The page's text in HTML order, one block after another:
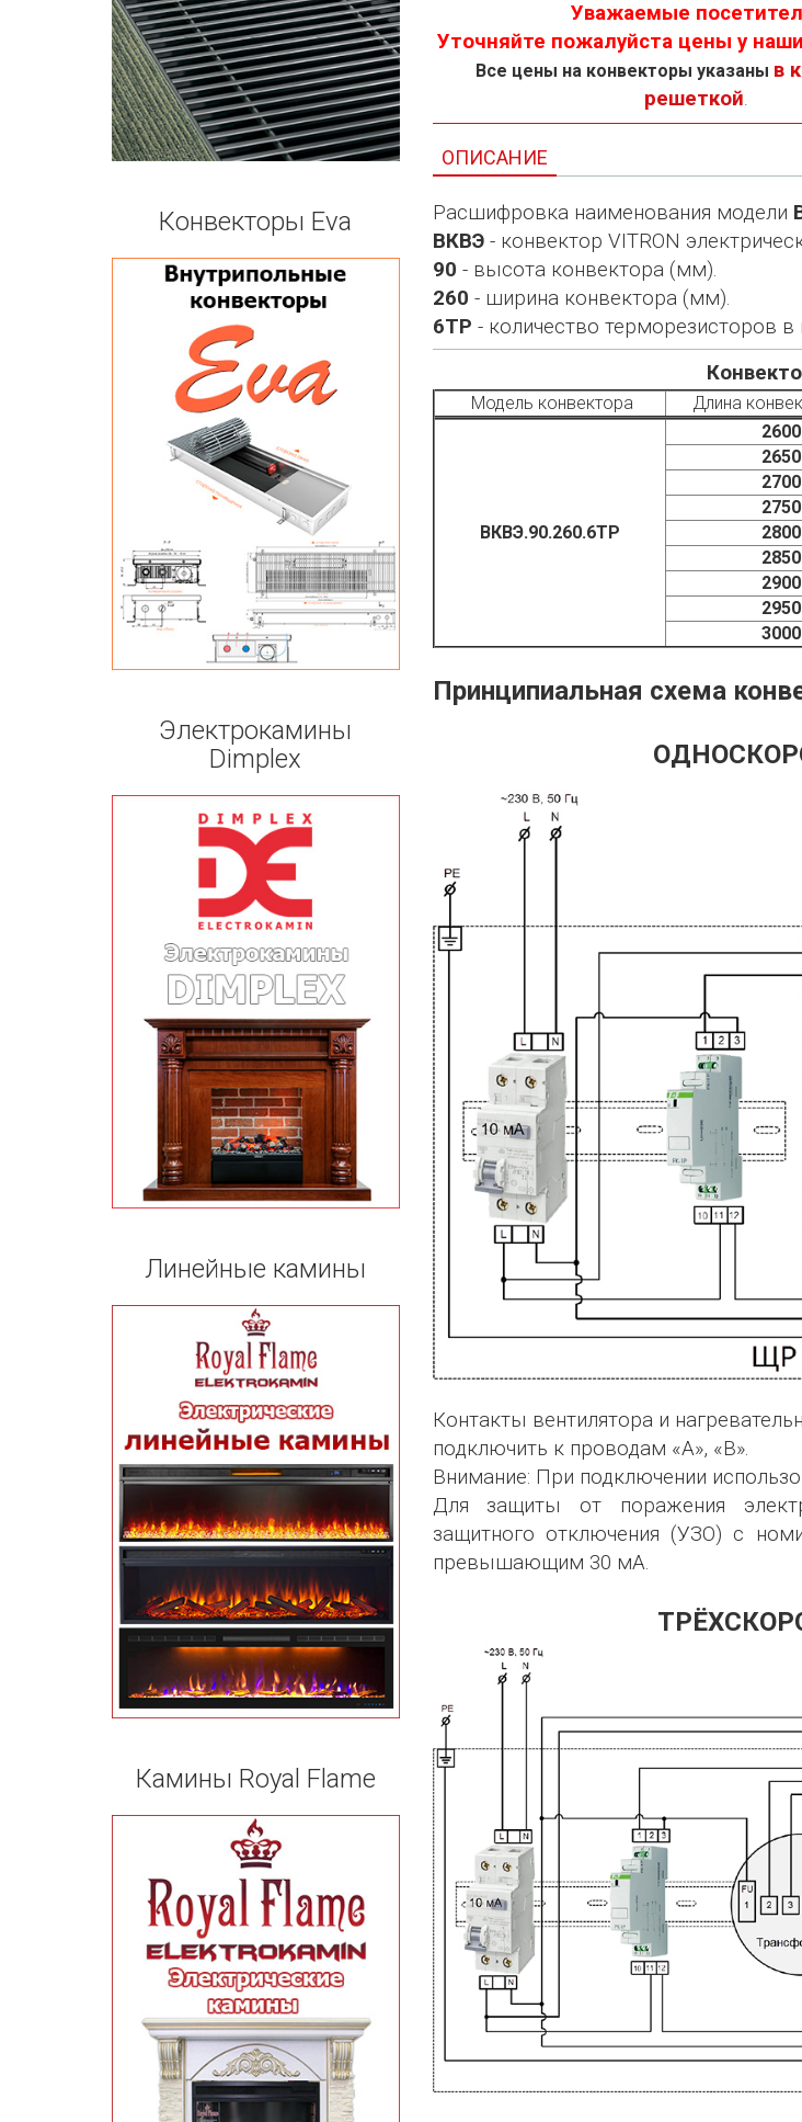
Уважаемые
Уточняйте пожалуйста цены у
Все цены на конвекторы указаны в
решеткой.
ОПИСАНИЕ
Расшифровка наименования модели
ВКВЭ- конвектор VITRON
90 - высота конвектора (мм).
260 - ширина конвектора (мм).
6ТР - количество терморезисторов
Модель конвектора Длина
ВКВЭ.90.260.6ТР
2600
2650
2700
2750
2800
2850
2900
2950
3000
Принципиальная схема
Контакты вентилятора и
подключить к проводам «A», «В».
Внимание: При подключении
Для защиты от поражения
защитного отключения (УЗО) с
превышающим 30 мА.
Конвекторы Eva
Электрокамины
Dimplex
Линейные камины
Камины Royal Flame